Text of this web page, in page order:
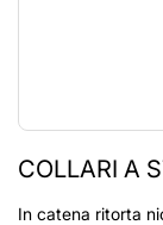
COLLARI A
In catena ritorta